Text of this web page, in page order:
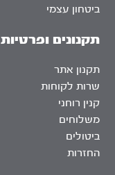
ביטחון עצמי
תקנונים ופרטיות
תקנון אתר
שרות לקוחות
קנין רוחני
משלוחים
ביטולים
החזרות